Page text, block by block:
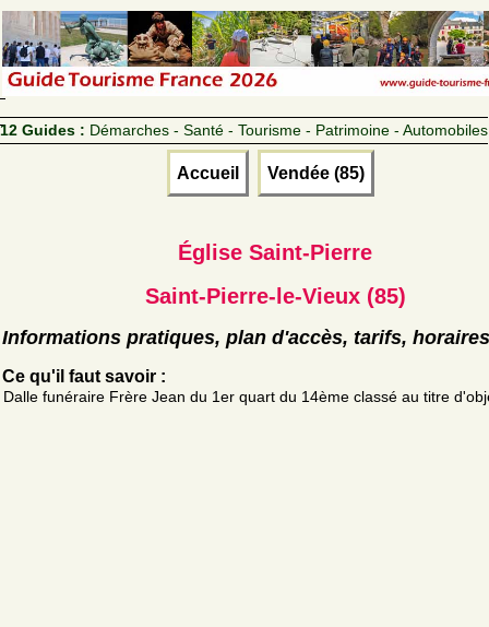
12 Guides : Démarches - Santé - Tourisme - Patrimoine - Automobiles
Accueil Vendée (85)
Église Saint-Pierre
Saint-Pierre-le-Vieux (85)
Informations pratiques, plan d'accès, tarifs, horaires
Ce qu'il faut savoir :
Dalle funéraire Frère Jean du 1er quart du 14ème classé au titre